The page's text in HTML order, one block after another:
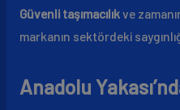
Güvenli taşımacılıkve
markanın sektördeki
Anadolu